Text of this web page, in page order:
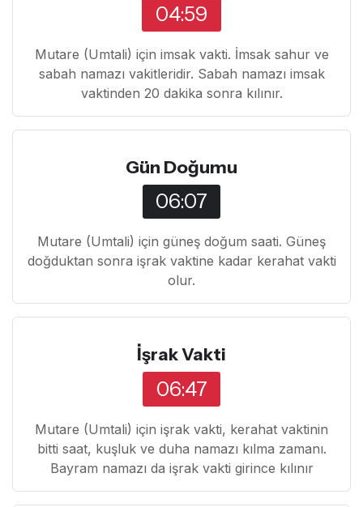
04:59
Mutare (Umtali) için imsak vakti. İmsak sahur ve
sabah namazı vakitleridir. Sabah namazı imsak
vaktinden 20 dakika sonra kılınır.
Gün Doğumu
06:07
Mutare (Umtali) için güneş doğum saati. Güneş
doğduktan sonra işrak vaktine kadar kerahat vakti
olur.
İşrak Vakti
06:47
Mutare (Umtali) için işrak vakti, kerahat vaktinin
bitti saat, kuşluk ve duha namazı kılma zamanı.
Bayram namazı da işrak vakti girince kılınır